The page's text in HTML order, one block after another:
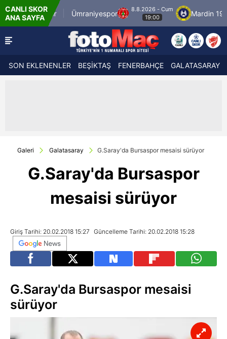
CANLI SKOR
ANA SAYFAÜmraniyespor
8.8.2026 - Cum
19:00
Mardin 1969 Spor
SON EKLENENLER BEŞİKTAŞ FENERBAHÇE GALATASARAY
Galeri Galatasaray G.Saray'da Bursaspor mesaisi sürüyor
G.Saray'da Bursaspor
mesaisi sürüyor
Giriş Tarihi: 20.02.2018 15:27 Güncelleme Tarihi: 20.02.2018 15:28
G.Saray'da Bursaspor mesaisi
sürüyor